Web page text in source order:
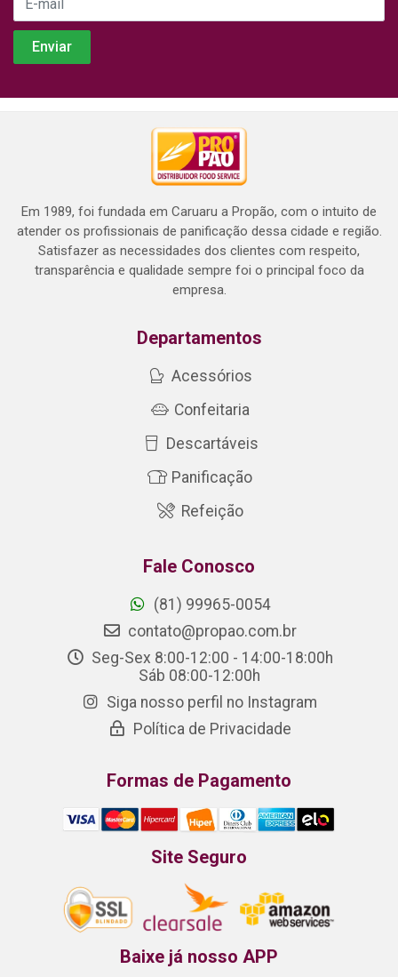
Em 1989, foi fundada em Caruaru a Propão, com o intuito de
atender os profissionais de panificação dessa cidade e região.
Satisfazer as necessidades dos clientes com respeito,
transparência e qualidade sempre foi o principal foco da
empresa.
Departamentos
Acessórios
Confeitaria
Descartáveis
Panificação
Refeição
Fale Conosco
(81) 99965-0054
contato@propao.com.br
Seg-Sex 8:00-12:00 - 14:00-18:00h
Sáb 08:00-12:00h
Siga nosso perfil no Instagram
Política de Privacidade
Formas de Pagamento
Site Seguro
Baixe já nosso APP